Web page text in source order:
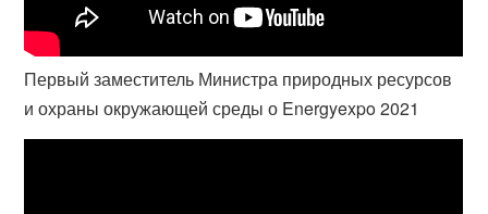
Первый заместитель Министра природных ресурсов
и охраны окружающей среды о Energyexpo 2021